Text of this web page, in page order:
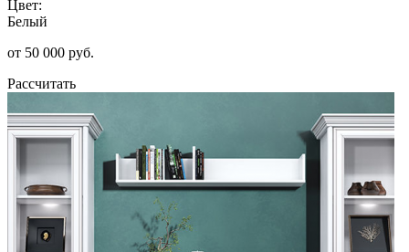
Цвет:
Белый
от 50 000 руб.
Рассчитать